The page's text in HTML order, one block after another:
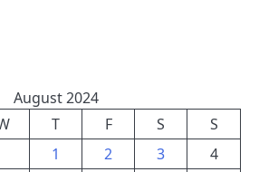
August 2024
T F S
S
1
2 3
4